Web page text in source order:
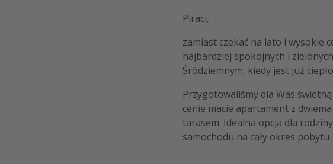
Piraci,
zamiast czekać na lato i wysokie
najbardziej spokojnych i
Śródziemnym, kiedy jest już
Przygotowaliśmy dla Was
cenie macie apartament z
tarasem. Idealna opcja dla
samochodu na cały okres pobytu